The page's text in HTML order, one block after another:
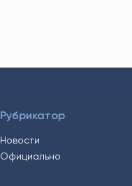
Рубрикатор
Новости
Официально